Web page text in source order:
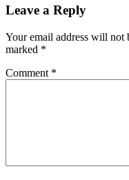
Leave a Reply
Your email address will not
marked *
Comment *